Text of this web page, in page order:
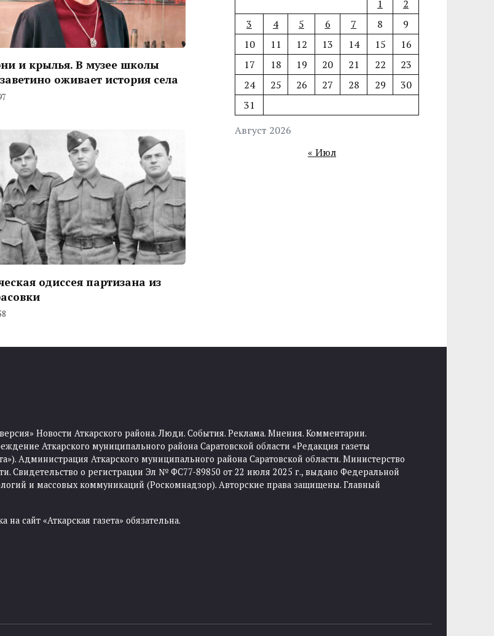
и крылья. В музее школы
оживает история села
одиссея партизана из
Август 2026
1
2
3
4 5 6 7 8
9
10
11 12 13 14 15
16
17
18 19 20 21 22
23
24
25 26 27 28 29
30
31
« Июл
Новости Аткарского района. Люди. События. Реклама. Мнения. Комментарии.
Аткарского муниципального района Саратовской области «Редакция газеты
Администрация Аткарского муниципального района Саратовской области. Министерство
Свидетельство о регистрации Эл № ФС77-89850 от 22 июля 2025 г., выдано Федеральной
и массовых коммуникаций (Роскомнадзор). Авторские права защищены. Главный
сайт «Аткарская газета» обязательна.